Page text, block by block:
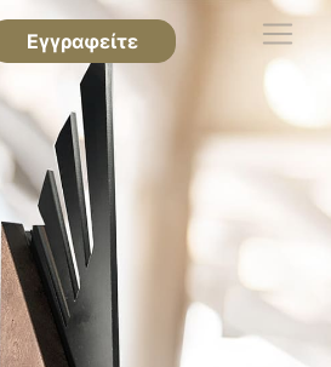
Εγγραφείτε